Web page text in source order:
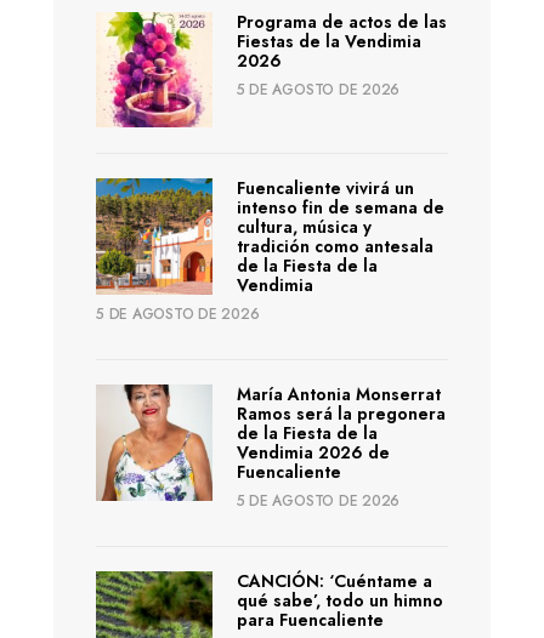
Programa de actos de las
Fiestas de la Vendimia
2026
5 DE AGOSTO DE 2026
Fuencaliente vivirá un
intenso fin de semana de
cultura, música y
tradición como antesala
de la Fiesta de la
Vendimia
5 DE AGOSTO DE 2026
María Antonia Monserrat
Ramos será la pregonera
de la Fiesta de la
Vendimia 2026 de
Fuencaliente
5 DE AGOSTO DE 2026
CANCIÓN: ‘Cuéntame a
qué sabe’, todo un himno
para Fuencaliente